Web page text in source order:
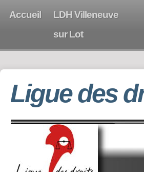
Accueil
LDH Villeneuve
sur Lot
Ligue des